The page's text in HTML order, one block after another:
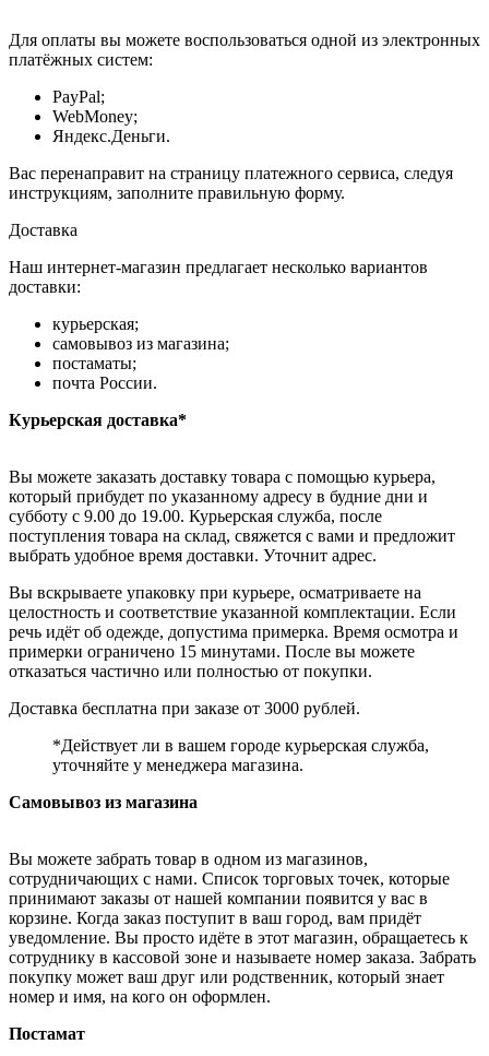
Для оплаты вы можете воспользоваться одной из электронных
платёжных систем:
PayPal;
WebMoney;
Яндекс.Деньги.
Вас перенаправит на страницу платежного сервиса, следуя
инструкциям, заполните правильную форму.
Доставка
Наш интернет-магазин предлагает несколько вариантов
доставки:
курьерская;
самовывоз из магазина;
постаматы;
почта России.
Курьерская доставка*
Вы можете заказать доставку товара с помощью курьера,
который прибудет по указанному адресу в будние дни и
субботу с 9.00 до 19.00. Курьерская служба, после
поступления товара на склад, свяжется с вами и предложит
выбрать удобное время доставки. Уточнит адрес.
Вы вскрываете упаковку при курьере, осматриваете на
целостность и соответствие указанной комплектации. Если
речь идёт об одежде, допустима примерка. Время осмотра и
примерки ограничено 15 минутами. После вы можете
отказаться частично или полностью от покупки.
Доставка бесплатна при заказе от 3000 рублей.
*Действует ли в вашем городе курьерская служба,
уточняйте у менеджера магазина.
Самовывоз из магазина
Вы можете забрать товар в одном из магазинов,
сотрудничающих с нами. Список торговых точек, которые
принимают заказы от нашей компании появится у вас в
корзине. Когда заказ поступит в ваш город, вам придёт
уведомление. Вы просто идёте в этот магазин, обращаетесь к
сотруднику в кассовой зоне и называете номер заказа. Забрать
покупку может ваш друг или родственник, который знает
номер и имя, на кого он оформлен.
Постамат